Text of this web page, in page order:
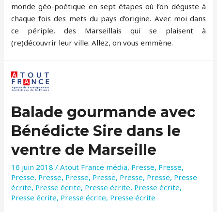
monde géo-poétique en sept étapes où l’on déguste à
chaque fois des mets du pays d’origine. Avec moi dans
ce périple, des Marseillais qui se plaisent à
(re)découvrir leur ville. Allez, on vous emmène.
Balade gourmande avec
Bénédicte Sire dans le
ventre de Marseille
16 juin 2018 /Atout France média, Presse, Presse,
Presse, Presse, Presse, Presse, Presse, Presse, Presse
écrite, Presse écrite, Presse écrite, Presse écrite,
Presse écrite, Presse écrite, Presse écrite